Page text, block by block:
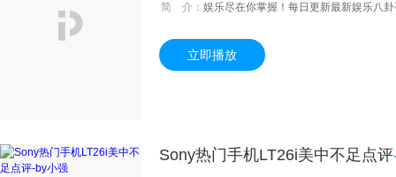
简 介： 娱乐尽在你掌握！每日更新最新娱乐八
立即播放
Sony热门手机LT26i美中不足点评